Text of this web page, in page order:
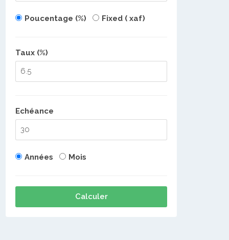
Poucentage (%) Fixed ( xaf)
Taux (%)
Echéance
Années Mois
Calculer